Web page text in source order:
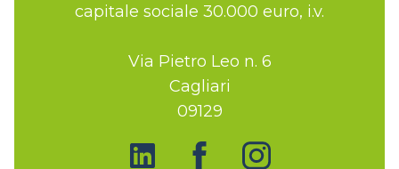
capitale sociale 30.000 euro, i.v.
Via Pietro Leo n. 6
Cagliari
09129